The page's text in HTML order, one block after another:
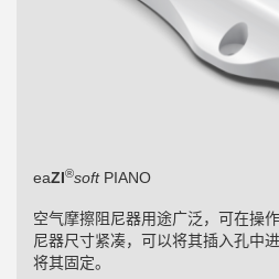
eaZI®softPIANO
空气摩擦阻尼器用途广泛，可在操
尼器尺寸紧凑，可以将其插入孔中
将其固定。